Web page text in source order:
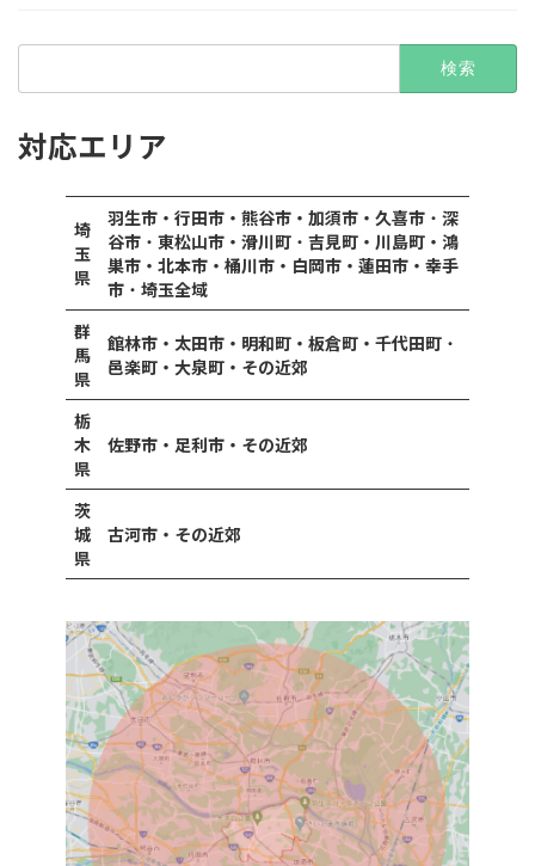
対応エリア
埼
玉
県
羽生市・行田市・熊谷市・加須市・久喜市 ・ 深
谷市 ・ 東松山市・滑川町 ・ 吉見町・川島町・鴻
巣市・北本市・桶川市・白岡市・蓮田市・幸手
市 ・ 埼玉全域
群
馬
県
館林市・太田市・明和町・板倉町・千代田町 ・
邑楽町・大泉町・その近郊
栃
木
県
佐野市・足利市・その近郊
茨
城
県
古河市・その近郊